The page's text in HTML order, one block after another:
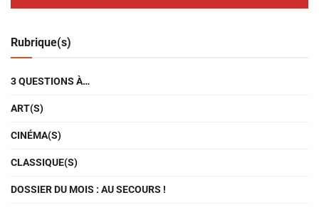
Rubrique(s)
3 QUESTIONS À…
ART(S)
CINÉMA(S)
CLASSIQUE(S)
DOSSIER DU MOIS : AU SECOURS !